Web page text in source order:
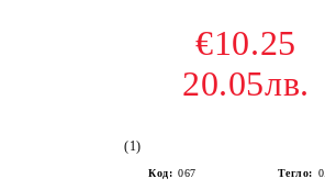
€10.25
20.05лв.
(1)
Код: 067 Тегло: